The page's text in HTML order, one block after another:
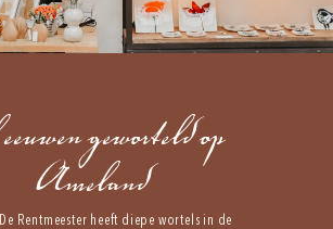
geworteld op
Ameland
De Rentmeester heeft diepe wortels in de